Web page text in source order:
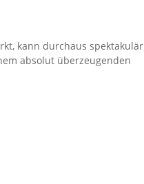
kann durchaus spektakulär
absolut überzeugenden